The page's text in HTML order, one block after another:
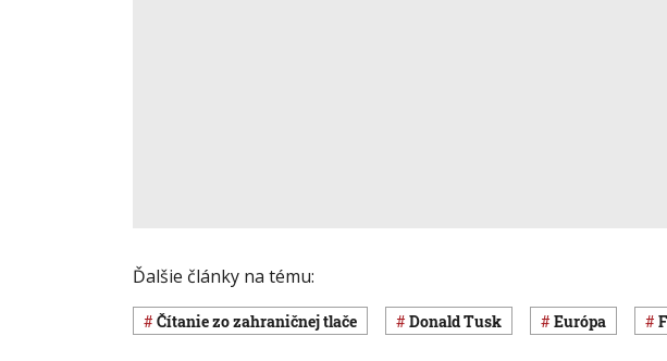
Ďalšie články na tému:
Čítanie zo zahraničnej tlače Donald Tusk Európa